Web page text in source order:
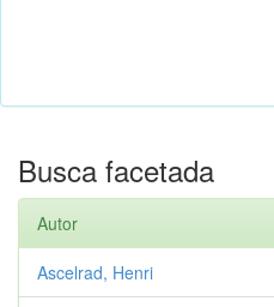
Busca facetada
Autor
Ascelrad, Henri